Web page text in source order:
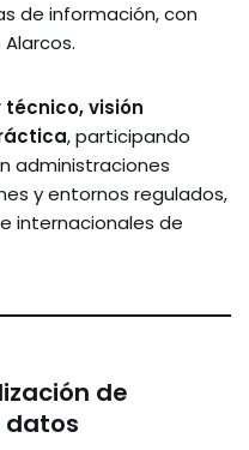
de información, con
técnico, visión
, participando
administraciones
y entornos regulados,
internacionales de
de
datos